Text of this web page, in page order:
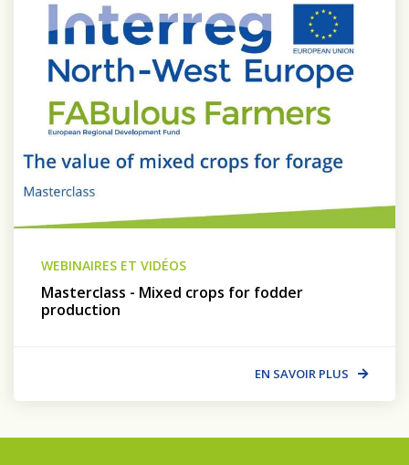
WEBINAIRES ET VIDÉOS
Masterclass - Mixed crops for fodder
production
EN SAVOIR PLUS